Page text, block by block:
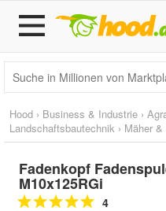
Hood › Business & Industrie ›
Landschaftsbautechnik › Mäher
Fadenkopf
M10x125RGi
4